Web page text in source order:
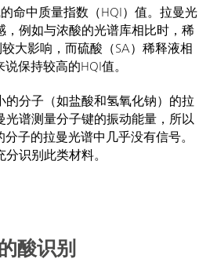
命中质量指数（HQI）值。拉曼光
例如与浓酸的光谱库相比时，稀
大影响，而硫酸（SA）稀释液相
保持较高的HQI值。
分子（如盐酸和氢氧化钠）的拉
谱测量分子键的振动能量，所以
子的拉曼光谱中几乎没有信号。
识别此类材料。
酸识别